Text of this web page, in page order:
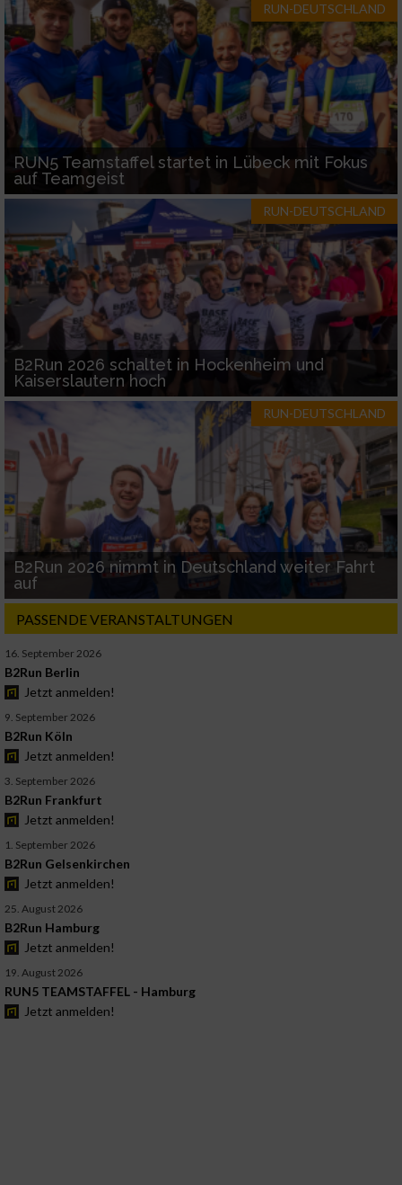
RUN-DEUTSCHLAND
RUN5 Teamstaffel startet in Lübeck mit Fokus
auf Teamgeist
RUN-DEUTSCHLAND
B2Run 2026 schaltet in Hockenheim und
Kaiserslautern hoch
RUN-DEUTSCHLAND
B2Run 2026 nimmt in Deutschland weiter Fahrt
auf
PASSENDE VERANSTALTUNGEN
16. September 2026
B2Run Berlin
Jetzt anmelden!
9. September 2026
B2Run Köln
Jetzt anmelden!
3. September 2026
B2Run Frankfurt
Jetzt anmelden!
1. September 2026
B2Run Gelsenkirchen
Jetzt anmelden!
25. August 2026
B2Run Hamburg
Jetzt anmelden!
19. August 2026
RUN5 TEAMSTAFFEL - Hamburg
Jetzt anmelden!